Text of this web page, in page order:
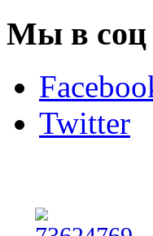
Мы в соц
Twitter